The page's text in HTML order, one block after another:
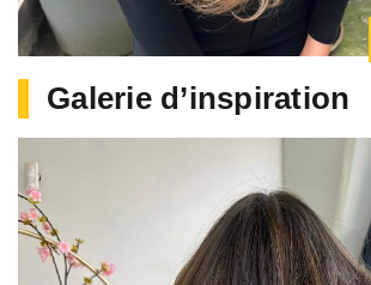
Galerie d’inspiration